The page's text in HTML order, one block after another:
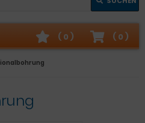
( 0 )
( 0 )